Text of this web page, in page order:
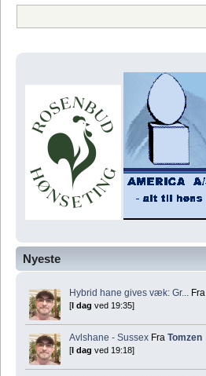
Nyeste
Hybrid hane gives væk: Gr... Fra
[ I dag ved 19:35]
Avlshane - Sussex Fra Tomzen
[ I dag ved 19:18]